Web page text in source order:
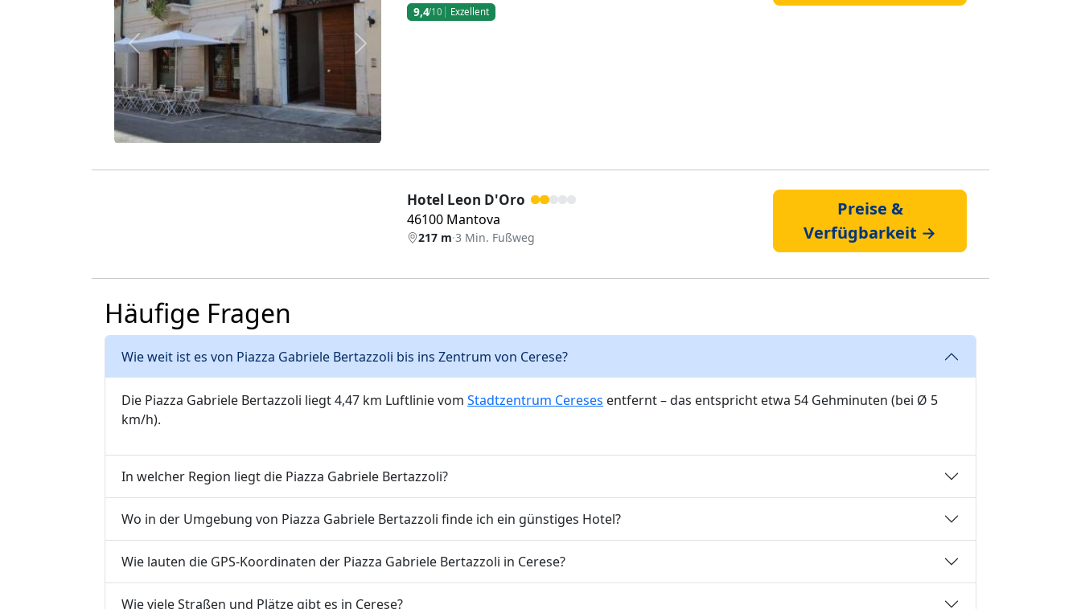
Zurück Weiter
9,4/10 Exzellent
Hotel Leon D'Oro
46100 Mantova
217 m·3 Min. Fußweg
Preise &
Verfügbarkeit →
Häufige Fragen
Wie weit ist es von Piazza Gabriele Bertazzoli bis ins Zentrum von Cerese?
Die Piazza Gabriele Bertazzoli liegt 4,47 km Luftlinie vom Stadtzentrum Cereses entfernt – das entspricht etwa 54 Gehminuten (bei Ø 5
km/h).
In welcher Region liegt die Piazza Gabriele Bertazzoli?
Wo in der Umgebung von Piazza Gabriele Bertazzoli finde ich ein günstiges Hotel?
Wie lauten die GPS-Koordinaten der Piazza Gabriele Bertazzoli in Cerese?
Wie viele Straßen und Plätze gibt es in Cerese?